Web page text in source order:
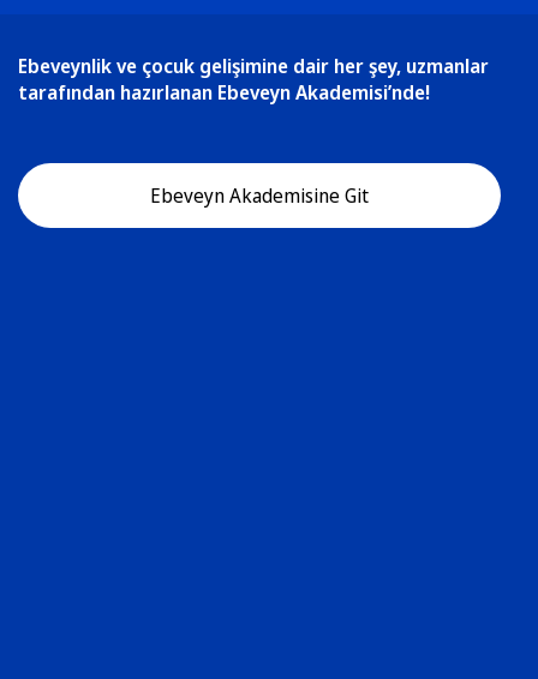
Ebeveynlik ve çocuk gelişimine dair her şey, uzmanlar
tarafından hazırlanan Ebeveyn Akademisi’nde!
Ebeveyn Akademisine Git